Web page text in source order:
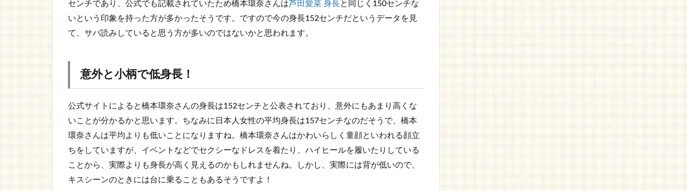
センチであり、公式でも記載されていたため橋本環奈さんは芦田愛菜 身長と同じく150センチな
いという印象を持った方が多かったそうです。ですので今の身長152センチだというデータを見
て、サバ読みしていると思う方が多いのではないかと思われます。
意外と小柄で低身長！
公式サイトによると橋本環奈さんの身長は152センチと公表されており、意外にもあまり高くな
いことが分かるかと思います。ちなみに日本人女性の平均身長は157センチなのだそうで、橋本
環奈さんは平均よりも低いことになりますね。橋本環奈さんはかわいらしく童顔といわれる顔立
ちをしていますが、イベントなどでセクシーなドレスを着たり、ハイヒールを履いたりしている
ことから、実際よりも身長が高く見えるのかもしれませんね。しかし、実際には背が低いので、
キスシーンのときには台に乗ることもあるそうですよ！